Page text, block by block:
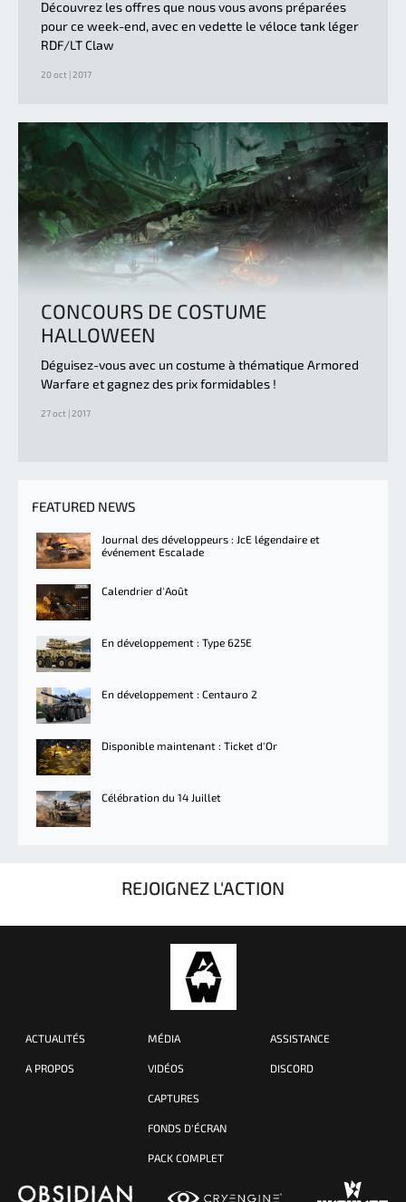
Découvrez les offres que nous vous avons préparées
pour ce week-end, avec en vedette le véloce tank léger
RDF/LT Claw
20 oct | 2017
CONCOURS DE COSTUME
HALLOWEEN
Déguisez-vous avec un costume à thématique Armored
Warfare et gagnez des prix formidables !
27 oct | 2017
FEATURED NEWS
Journal des développeurs : JcE légendaire et
événement Escalade
Calendrier d'Août
En développement : Type 625E
En développement : Centauro 2
Disponible maintenant : Ticket d'Or
Célébration du 14 Juillet
REJOIGNEZ L'ACTION
ACTUALITÉS
A PROPOS
MÉDIA
VIDÉOS
CAPTURES
FONDS D'ÉCRAN
PACK COMPLET
ASSISTANCE
DISCORD